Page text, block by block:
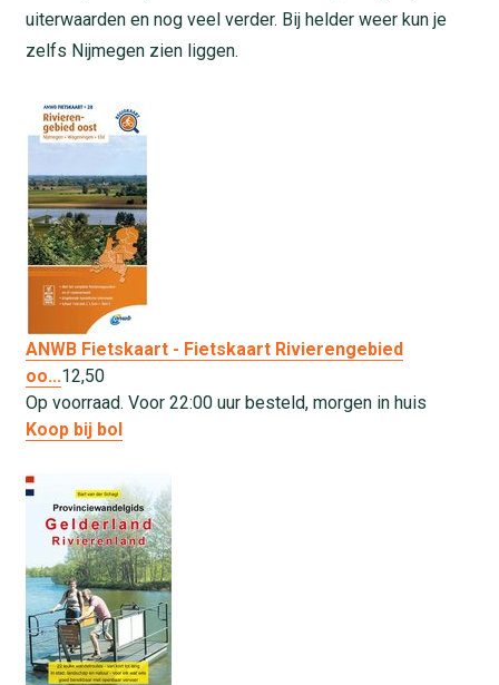
uiterwaarden en nog veel verder. Bij helder weer kun je
zelfs Nijmegen zien liggen.
ANWB Fietskaart - Fietskaart Rivierengebied
oo...12,50
Op voorraad. Voor 22:00 uur besteld, morgen in huis
Koop bij bol